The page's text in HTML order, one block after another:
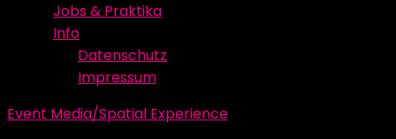
Jobs & Praktika
Info
Datenschutz
Impressum
Event Media/Spatial Experience